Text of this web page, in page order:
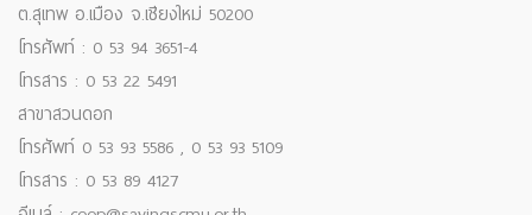
ต.สุเทพ อ.เมือง จ.เชียงใหม่ 50200
โทรศัพท์ : 0 53 94 3651-4
โทรสาร : 0 53 22 5491
สาขาสวนดอก
โทรศัพท์ 0 53 93 5586 , 0 53 93 5109
โทรสาร : 0 53 89 4127